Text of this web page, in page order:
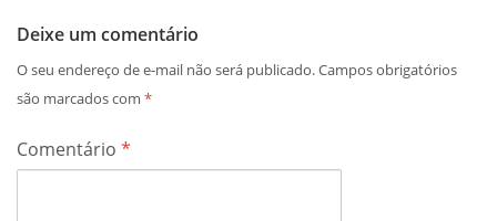
Deixe um comentário
O seu endereço de e-mail não será publicado.Campos obrigatórios
são marcados com *
Comentário *